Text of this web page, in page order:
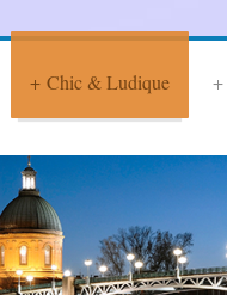
Chic & Ludique